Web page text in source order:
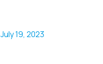
July 19, 2023